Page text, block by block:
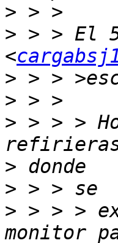
>
> > > El
<
>
>
> > > >
>
>
> > > >